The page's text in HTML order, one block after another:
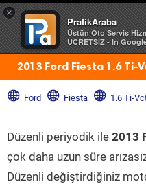
×
PratikAraba
Üstün Oto Servis
ÜCRETSİZ - In
2013 Ford Fiesta 1.6 Ti-
Ford Fiesta 1.6 Ti-
Düzenli periyodik ile 2013
çok daha uzun süre
Düzenli değiştirdiğiniz